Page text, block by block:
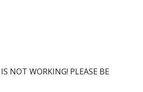
NOT WORKING! PLEASE BE